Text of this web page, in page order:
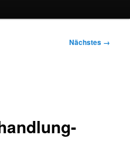
Nächstes →